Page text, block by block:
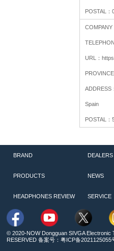
POSTAL：
COMPANY
URL：
PROVINCE
ADDRESS：
Spain
POSTAL：
BRAND
PRODUCTS
HEADPHONES REVIEW
DEALERS
NEWS
SERVICE
© 2020-NOW Dongguan SIVGA Electronic
RESERVED 备案号： 粤ICP备2021125055